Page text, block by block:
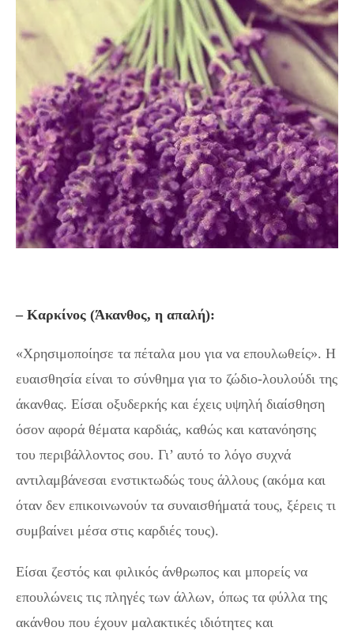
– Καρκίνος (Άκανθος, η απαλή):
«Χρησιμοποίησε τα πέταλα μου για να επουλωθείς». Η
ευαισθησία είναι το σύνθημα για το ζώδιο-λουλούδι της
άκανθας. Είσαι οξυδερκής και έχεις υψηλή διαίσθηση
όσον αφορά θέματα καρδιάς, καθώς και κατανόησης
του περιβάλλοντος σου. Γι’ αυτό το λόγο συχνά
αντιλαμβάνεσαι ενστικτωδώς τους άλλους (ακόμα και
όταν δεν επικοινωνούν τα συναισθήματά τους, ξέρεις τι
συμβαίνει μέσα στις καρδιές τους).
Είσαι ζεστός και φιλικός άνθρωπος και μπορείς να
επουλώνεις τις πληγές των άλλων, όπως τα φύλλα της
ακάνθου που έχουν μαλακτικές ιδιότητες και